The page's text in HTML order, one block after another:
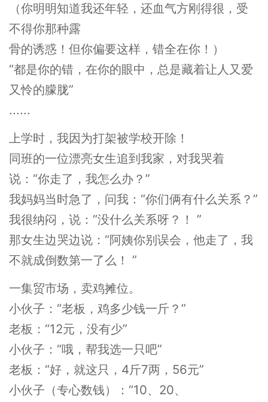
（你明明知道我还年轻，还血气方刚得很，受
不得你那种露
骨的诱惑！但你偏要这样，错全在你！）
“都是你的错，在你的眼中，总是藏着让人又爱
又怜的朦胧”
......
上学时，我因为打架被学校开除！
同班的一位漂亮女生追到我家，对我哭着
说：“你走了，我怎么办？”
我妈妈当时急了，问我：“你们俩有什么关系？”
我很纳闷，说：“没什么关系呀？！ ”
那女生边哭边说：“阿姨你别误会，他走了，我
不就成倒数第一了么！ ”
一集贸市场，卖鸡摊位。
小伙子：“老板，鸡多少钱一斤？”
老板：“12元，没有少”
小伙子：“哦，帮我选一只吧”
老板：“好，就这只，4斤7两，56元”
小伙子（专心数钱）：“10、20、